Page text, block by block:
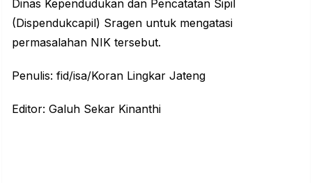
Dinas Kependudukan dan Pencatatan Sipil
(Dispendukcapil) Sragen untuk mengatasi
permasalahan NIK tersebut.
Penulis: fid/isa/Koran Lingkar Jateng
Editor: Galuh Sekar Kinanthi